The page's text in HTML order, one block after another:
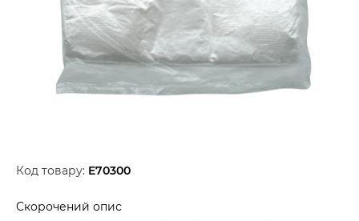
Код товару: E70300
Скорочений опис